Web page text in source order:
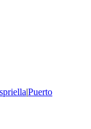
|Puerto